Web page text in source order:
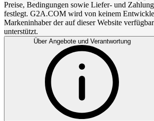
Preise, Bedingungen sowie Liefer- und
festlegt. G2A.COM wird von keinem
Markeninhaber der auf dieser Website
unterstützt.
Über Angebote und Verantwortung